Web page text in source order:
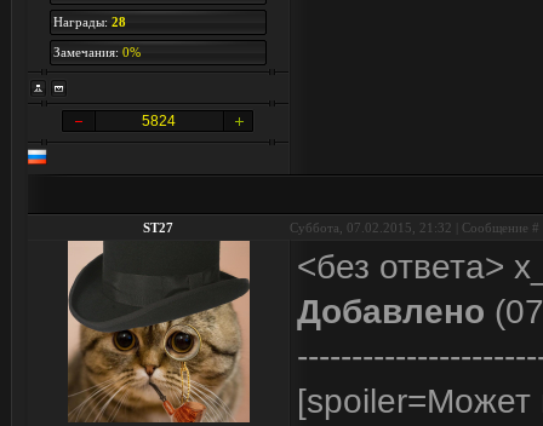
Награды:28
Замечания:0%
5824
ST27 Суббота, 07.02.2015, 21:32 | Сообщение #
<без ответа>
Добавлено
[spoiler=Может